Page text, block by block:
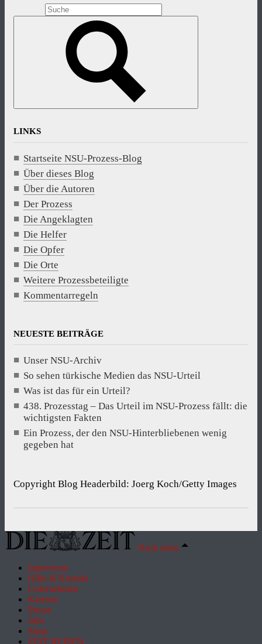
LINKS
Startseite NSU-Prozess-Blog
Über dieses Blog
Über die Autoren
Der Prozess
Die Angeklagten
Die Helfer
Die Opfer
Die Orte
Weitere Prozessbeteiligte
Kommentarregeln
NEUESTE BEITRÄGE
Unser NSU-Archiv
So sehen türkische Medien das NSU-Urteil
Was ist das für ein Urteil?
438. Prozesstag – Das Urteil im NSU-Prozess fällt: die
wichtigsten Fakten
Ein Prozess, der den NSU-Hinterbliebenen wenig
gegeben hat
Copyright Blog Headerbild: Joerg Koch/Getty Images
Nach oben
Impressum
Hilfe & Kontakt
Unternehmen
Karriere
Presse
Jobs
Shop
ZEIT REISEN